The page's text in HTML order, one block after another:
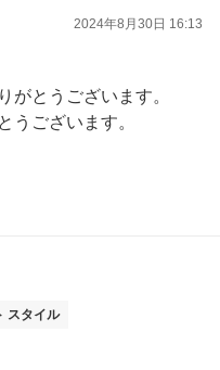
2024年8月30日 16:13
がとうございます。
うございます。
ておりますのでお気軽にご利用ください。
スタイル